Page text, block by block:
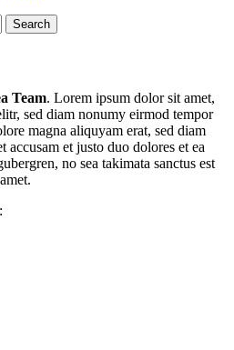
Team. Lorem ipsum dolor sit amet,
sed diam nonumy eirmod tempor
magna aliquyam erat, sed diam
accusam et justo duo dolores et ea
no sea takimata sanctus est